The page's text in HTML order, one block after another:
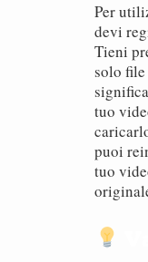
Per
devi
Tieni
solo
tuo
puoi
tuo